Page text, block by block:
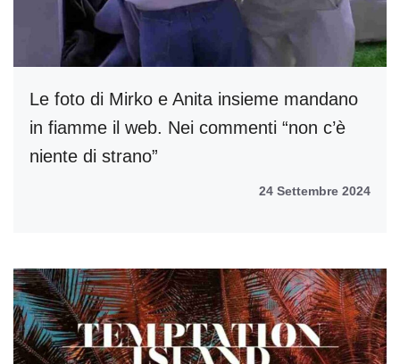
Le foto di Mirko e Anita insieme mandano
in fiamme il web. Nei commenti “non c’è
niente di strano”
24 Settembre 2024